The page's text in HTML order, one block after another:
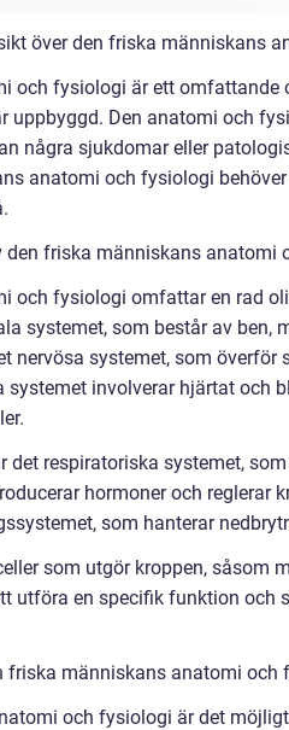
över den friska människans
och fysiologi är ett omfattande
uppbyggd. Den anatomi och
några sjukdomar eller
anatomi och fysiologi
den friska människans anatomi
och fysiologi omfattar en rad
systemet, som består av ben,
nervösa systemet, som överför
involverar hjärtat och
det respiratoriska systemet,
hormoner och reglerar
som hanterar
som utgör kroppen, såsom
utföra en specifik funktion och
friska människans anatomi och
och fysiologi är det